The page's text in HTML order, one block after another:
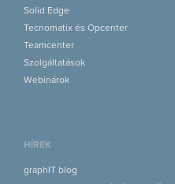
Solid Edge
Tecnomatix és Opcenter
Teamcenter
Szolgáltatások
Webinárok
HÍREK
graphIT blog